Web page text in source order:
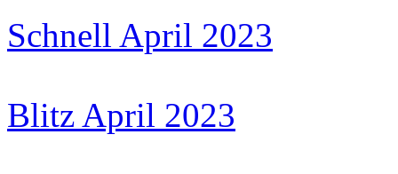
Schnell April 2023
Blitz April 2023